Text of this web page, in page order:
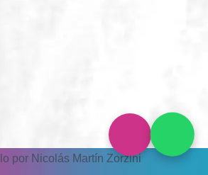
por Nicolás Martín Zorzini